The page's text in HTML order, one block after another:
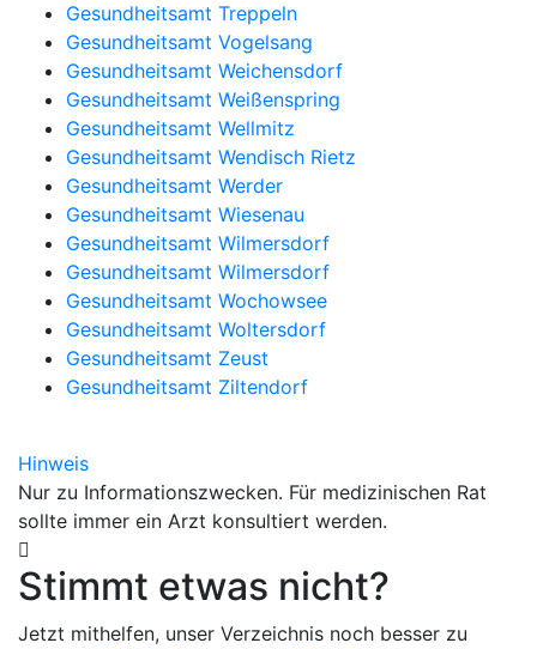
Gesundheitsamt Treppeln
Gesundheitsamt Vogelsang
Gesundheitsamt Weichensdorf
Gesundheitsamt Weißenspring
Gesundheitsamt Wellmitz
Gesundheitsamt Wendisch Rietz
Gesundheitsamt Werder
Gesundheitsamt Wiesenau
Gesundheitsamt Wilmersdorf
Gesundheitsamt Wilmersdorf
Gesundheitsamt Wochowsee
Gesundheitsamt Woltersdorf
Gesundheitsamt Zeust
Gesundheitsamt Ziltendorf
Hinweis
Nur zu Informationszwecken. Für medizinischen Rat
sollte immer ein Arzt konsultiert werden.
Stimmt etwas nicht?
Jetzt mithelfen, unser Verzeichnis noch besser zu